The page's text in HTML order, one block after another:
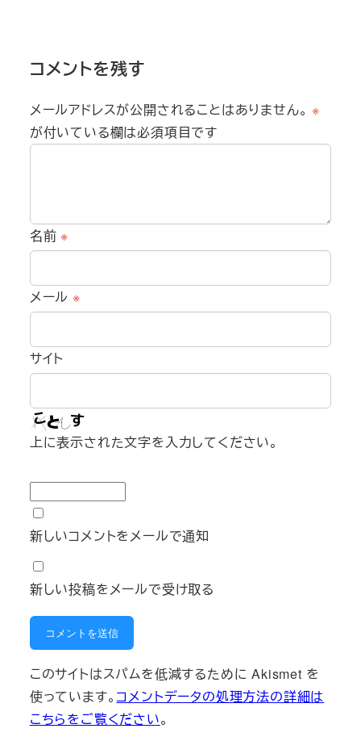
コメントを残す
メールアドレスが公開されることはありません。 ※
が付いている欄は必須項目です
名前※
メール ※
サイト
上に表示された文字を入力してください。
新しいコメントをメールで通知
新しい投稿をメールで受け取る
このサイトはスパムを低減するために Akismet を
使っています。 コメントデータの処理方法の詳細は
こちらをご覧ください。